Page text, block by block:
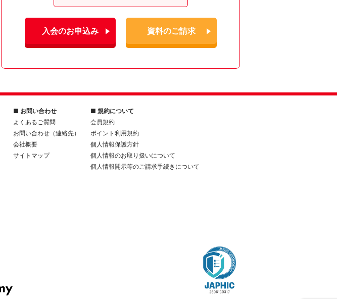
入会のお申込み 資料のご請求
■ お問い合わせ
よくあるご質問
お問い合わせ（連絡先）
会社概要
サイトマップ
■ 規約について
会員規約
ポイント利用規約
個人情報保護方針
個人情報のお取り扱いについて
個人情報開示等のご請求手続きについて